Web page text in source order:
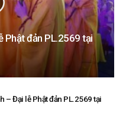
Phật đản PL.2569 tại
– Đại lễ Phật đản PL.2569 tại